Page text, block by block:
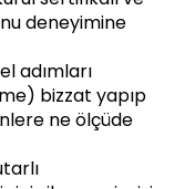
deneyimine
adımları
bizzat yapıp
ne ölçüde